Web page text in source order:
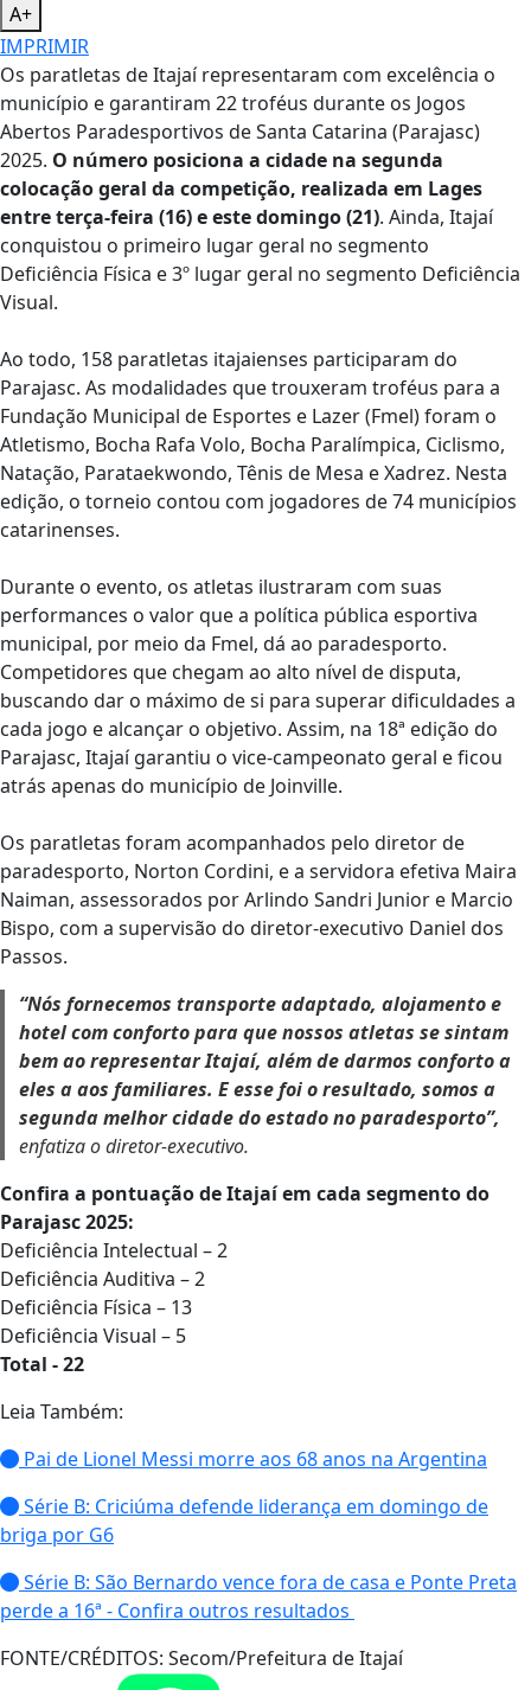
A+
IMPRIMIR
Os paratletas de Itajaí representaram com excelência o
município e garantiram 22 troféus durante os Jogos
Abertos Paradesportivos de Santa Catarina (Parajasc)
2025. O número posiciona a cidade na segunda
colocação geral da competição, realizada em Lages
entre terça-feira (16) e este domingo (21). Ainda, Itajaí
conquistou o primeiro lugar geral no segmento
Deficiência Física e 3º lugar geral no segmento Deficiência
Visual.
Ao todo, 158 paratletas itajaienses participaram do
Parajasc. As modalidades que trouxeram troféus para a
Fundação Municipal de Esportes e Lazer (Fmel) foram o
Atletismo, Bocha Rafa Volo, Bocha Paralímpica, Ciclismo,
Natação, Parataekwondo, Tênis de Mesa e Xadrez. Nesta
edição, o torneio contou com jogadores de 74 municípios
catarinenses.
Durante o evento, os atletas ilustraram com suas
performances o valor que a política pública esportiva
municipal, por meio da Fmel, dá ao paradesporto.
Competidores que chegam ao alto nível de disputa,
buscando dar o máximo de si para superar dificuldades a
cada jogo e alcançar o objetivo. Assim, na 18ª edição do
Parajasc, Itajaí garantiu o vice-campeonato geral e ficou
atrás apenas do município de Joinville.
Os paratletas foram acompanhados pelo diretor de
paradesporto, Norton Cordini, e a servidora efetiva Maira
Naiman, assessorados por Arlindo Sandri Junior e Marcio
Bispo, com a supervisão do diretor-executivo Daniel dos
Passos.
“Nós fornecemos transporte adaptado, alojamento e
hotel com conforto para que nossos atletas se sintam
bem ao representar Itajaí, além de darmos conforto a
eles a aos familiares. E esse foi o resultado, somos a
segunda melhor cidade do estado no paradesporto”,
enfatiza o diretor-executivo.
Confira a pontuação de Itajaí em cada segmento do
Parajasc 2025:
Deficiência Intelectual – 2
Deficiência Auditiva – 2
Deficiência Física – 13
Deficiência Visual – 5
Total - 22
Leia Também:
Pai de Lionel Messi morre aos 68 anos na Argentina
Série B: Criciúma defende liderança em domingo de
briga por G6
Série B: São Bernardo vence fora de casa e Ponte Preta
perde a 16ª - Confira outros resultados
FONTE/CRÉDITOS: Secom/Prefeitura de Itajaí